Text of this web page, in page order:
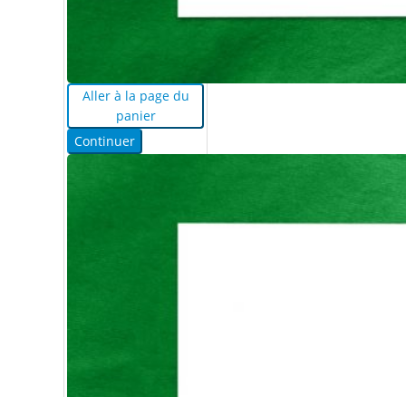
Aller à la page du
panier
Continuer